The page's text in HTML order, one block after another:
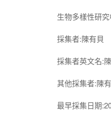
生物多樣性研
採集者:陳有貝
採集者英文名:
其他採集者:陳
最早採集日期